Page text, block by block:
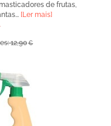
de frutas,
[Ler mais]
12,90€